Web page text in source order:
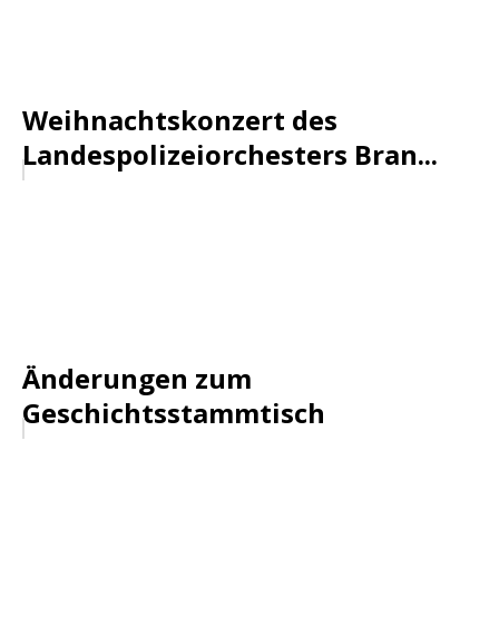
Weihnachtskonzert des
Landespolizeiorchesters Bran...
Änderungen zum
Geschichtsstammtisch